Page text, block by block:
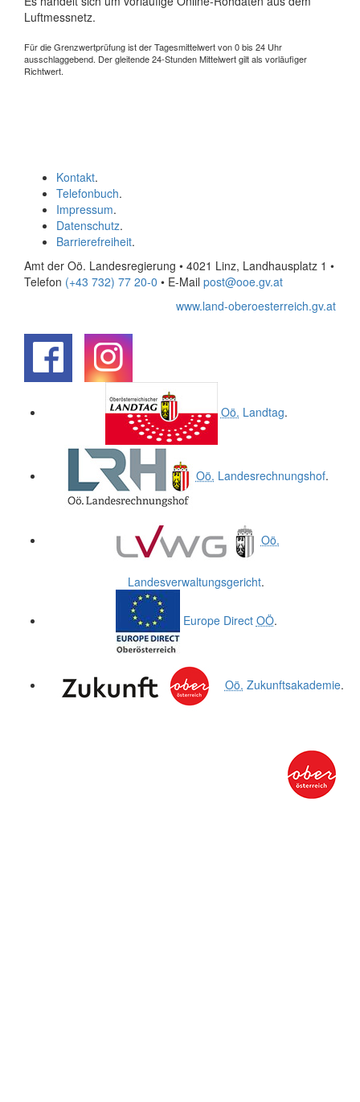
Luftmessnetz.
Für die Grenzwertprüfung ist der Tagesmittelwert von 0 bis 24 Uhr
ausschlaggebend. Der gleitende 24-Stunden Mittelwert gilt als vorläufiger
Richtwert.
Kontakt.
Telefonbuch.
Impressum.
Datenschutz.
Barrierefreiheit.
Amt der Oö. Landesregierung • 4021 Linz, Landhausplatz 1 •
Telefon (+43 732) 77 20-0 • E-Mail post@ooe.gv.at
www.land-oberoesterreich.gv.at
Oö. Landtag.
Oö. Landesrechnungshof.
Oö.
Landesverwaltungsgericht.
Europe Direct OÖ.
Oö. Zukunftsakademie.